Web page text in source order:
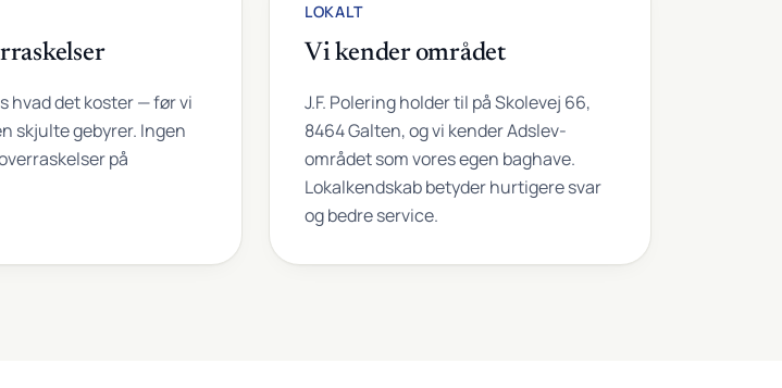
hvad det koster — før vi
skjulte gebyrer. Ingen
på
LOKALT
Vi kender området
J.F. Polering holder til på Skolevej 66,
8464 Galten, og vi kender Adslev-
området som vores egen baghave.
Lokalkendskab betyder hurtigere svar
og bedre service.